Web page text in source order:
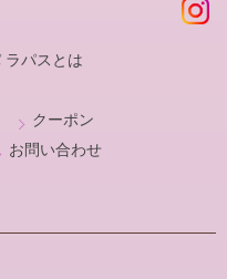
ラパスとは
クーポン
お問い合わせ